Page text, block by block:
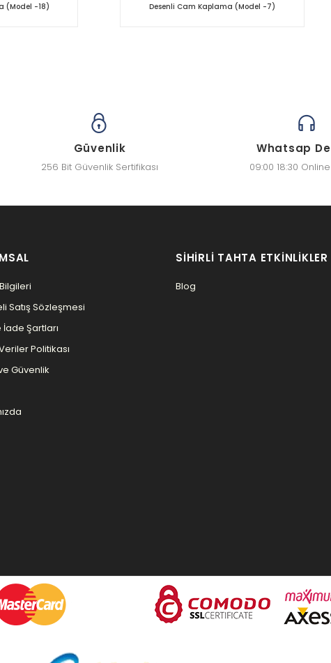
(Model -18) Desenli Cam Kaplama (Model -7)
Güvenlik
256 Bit Güvenlik Sertifikası
Whatsap
09:00 18:30
Satış Sözleşmesi
İade Şartları
Politikası
Güvenlik
SIHIRLI TAHTA ETKINLIKLER
Blog